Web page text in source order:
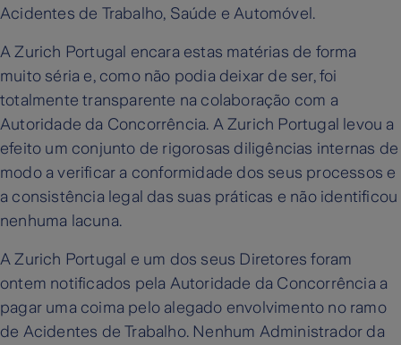
Acidentes de Trabalho, Saúde e Automóvel.
A Zurich Portugal encara estas matérias de forma
muito séria e, como não podia deixar de ser, foi
totalmente transparente na colaboração com a
Autoridade da Concorrência. A Zurich Portugal levou a
efeito um conjunto de rigorosas diligências internas de
modo a verificar a conformidade dos seus processos e
a consistência legal das suas práticas e não identificou
nenhuma lacuna.
A Zurich Portugal e um dos seus Diretores foram
ontem notificados pela Autoridade da Concorrência a
pagar uma coima pelo alegado envolvimento no ramo
de Acidentes de Trabalho. Nenhum Administrador da